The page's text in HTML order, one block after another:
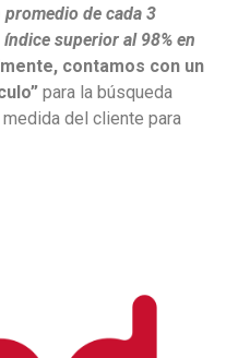
promedio de cada 3
superior al 98% en
contamos con un
para la búsqueda
del cliente para